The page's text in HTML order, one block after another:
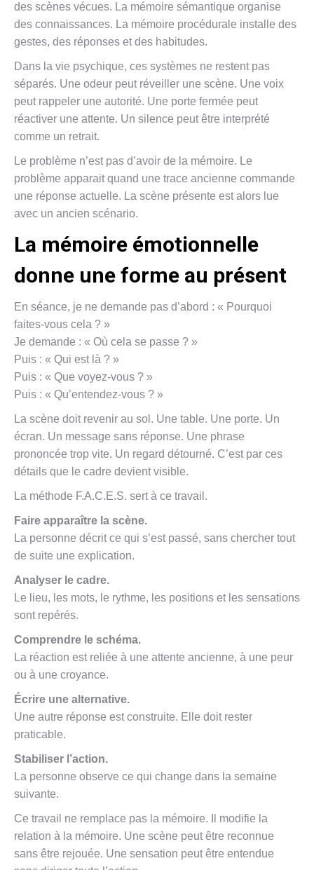
des scènes vécues. La mémoire sémantique organise
des connaissances. La mémoire procédurale installe des
gestes, des réponses et des habitudes.
Dans la vie psychique, ces systèmes ne restent pas
séparés. Une odeur peut réveiller une scène. Une voix
peut rappeler une autorité. Une porte fermée peut
réactiver une attente. Un silence peut être interprété
comme un retrait.
Le problème n’est pas d’avoir de la mémoire. Le
problème apparait quand une trace ancienne commande
une réponse actuelle. La scène présente est alors lue
avec un ancien scénario.
La mémoire émotionnelle
donne une forme au présent
En séance, je ne demande pas d’abord : « Pourquoi
faites-vous cela ? »
Je demande : « Où cela se passe ? »
Puis : « Qui est là ? »
Puis : « Que voyez-vous ? »
Puis : « Qu’entendez-vous ? »
La scène doit revenir au sol. Une table. Une porte. Un
écran. Un message sans réponse. Une phrase
prononcée trop vite. Un regard détourné. C’est par ces
détails que le cadre devient visible.
La méthode F.A.C.E.S. sert à ce travail.
Faire apparaître la scène.
La personne décrit ce qui s’est passé, sans chercher tout
de suite une explication.
Analyser le cadre.
Le lieu, les mots, le rythme, les positions et les sensations
sont repérés.
Comprendre le schéma.
La réaction est reliée à une attente ancienne, à une peur
ou à une croyance.
Écrire une alternative.
Une autre réponse est construite. Elle doit rester
praticable.
Stabiliser l’action.
La personne observe ce qui change dans la semaine
suivante.
Ce travail ne remplace pas la mémoire. Il modifie la
relation à la mémoire. Une scène peut être reconnue
sans être rejouée. Une sensation peut être entendue